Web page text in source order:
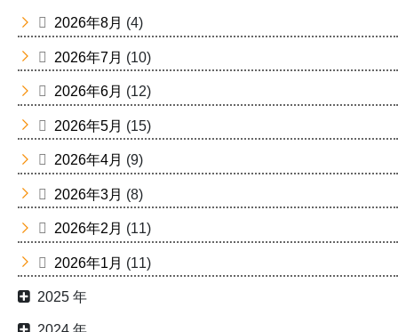
2026年8月 (4)
2026年7月 (10)
2026年6月 (12)
2026年5月 (15)
2026年4月 (9)
2026年3月 (8)
2026年2月 (11)
2026年1月 (11)
2025 年